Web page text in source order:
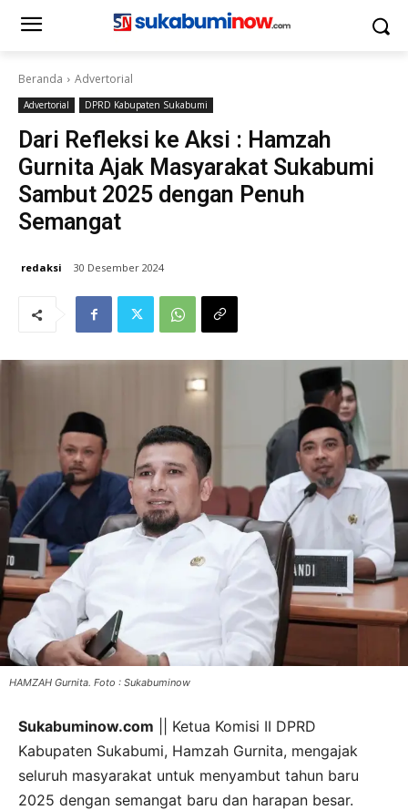
Beranda Advertorial
Advertorial DPRD Kabupaten Sukabumi
Dari Refleksi ke Aksi : Hamzah
Gurnita Ajak Masyarakat Sukabumi
Sambut 2025 dengan Penuh
Semangat
redaksi 30 Desember 2024
HAMZAH Gurnita. Foto : Sukabuminow
Sukabuminow.com || Ketua Komisi II DPRD
Kabupaten Sukabumi, Hamzah Gurnita, mengajak
seluruh masyarakat untuk menyambut tahun baru
2025 dengan semangat baru dan harapan besar.